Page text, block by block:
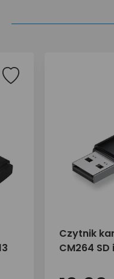
Czytnik
CM264 SD